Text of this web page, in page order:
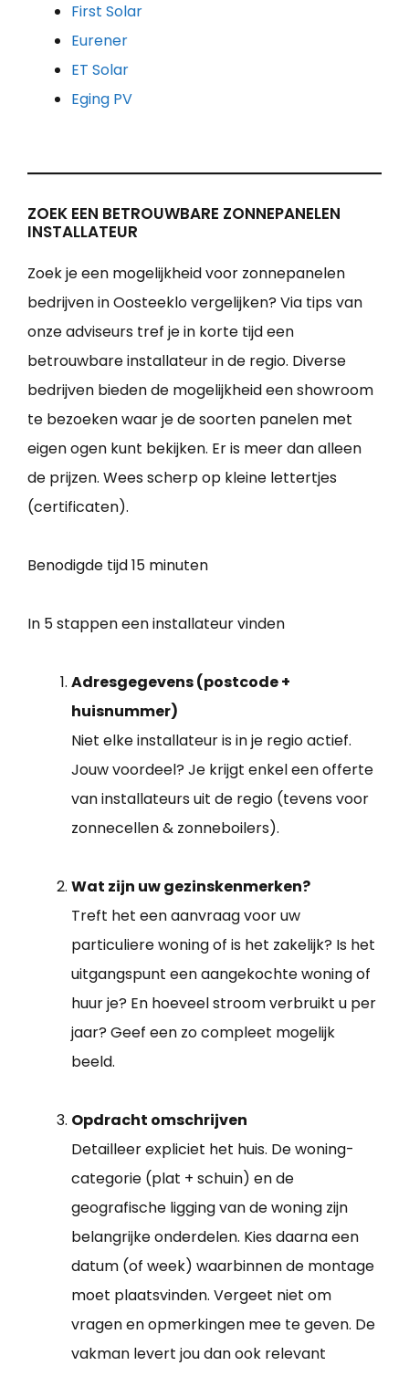
First Solar
Eurener
ET Solar
Eging PV
ZOEK EEN BETROUWBARE ZONNEPANELEN
INSTALLATEUR
Zoek je een mogelijkheid voor zonnepanelen
bedrijven in Oosteeklo vergelijken? Via tips van
onze adviseurs tref je in korte tijd een
betrouwbare installateur in de regio. Diverse
bedrijven bieden de mogelijkheid een showroom
te bezoeken waar je de soorten panelen met
eigen ogen kunt bekijken. Er is meer dan alleen
de prijzen. Wees scherp op kleine lettertjes
(certificaten).
Benodigde tijd15 minuten
In 5 stappen een installateur vinden
Adresgegevens (postcode +
huisnummer)
Niet elke installateur is in je regio actief.
Jouw voordeel? Je krijgt enkel een offerte
van installateurs uit de regio (tevens voor
zonnecellen & zonneboilers).
Wat zijn uw gezinskenmerken?
Treft het een aanvraag voor uw
particuliere woning of is het zakelijk? Is het
uitgangspunt een aangekochte woning of
huur je? En hoeveel stroom verbruikt u per
jaar? Geef een zo compleet mogelijk
beeld.
Opdracht omschrijven
Detailleer expliciet het huis. De woning-
categorie (plat + schuin) en de
geografische ligging van de woning zijn
belangrijke onderdelen. Kies daarna een
datum (of week) waarbinnen de montage
moet plaatsvinden. Vergeet niet om
vragen en opmerkingen mee te geven. De
vakman levert jou dan ook relevant